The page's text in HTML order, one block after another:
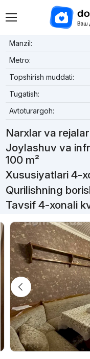
Manzil:
Metro:
Topshirish muddati:
Tugatish:
Avtoturargoh:
Narxlar va
Joylashuv va
100 m²
Xususiyatlari 4-
Qurilishning
Tavsif 4-xonali